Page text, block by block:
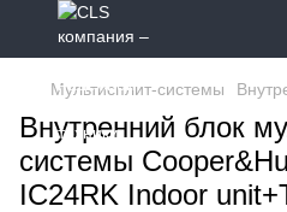
Мультисплит-системы
Внутренний блок
системы
IC24RK Indoor